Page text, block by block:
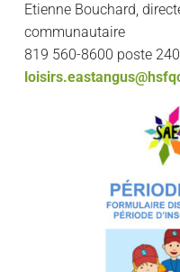
Etienne Bouchard,
communautaire
819 560-8600 poste